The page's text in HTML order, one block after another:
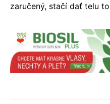
zaručený, stačí dať telu